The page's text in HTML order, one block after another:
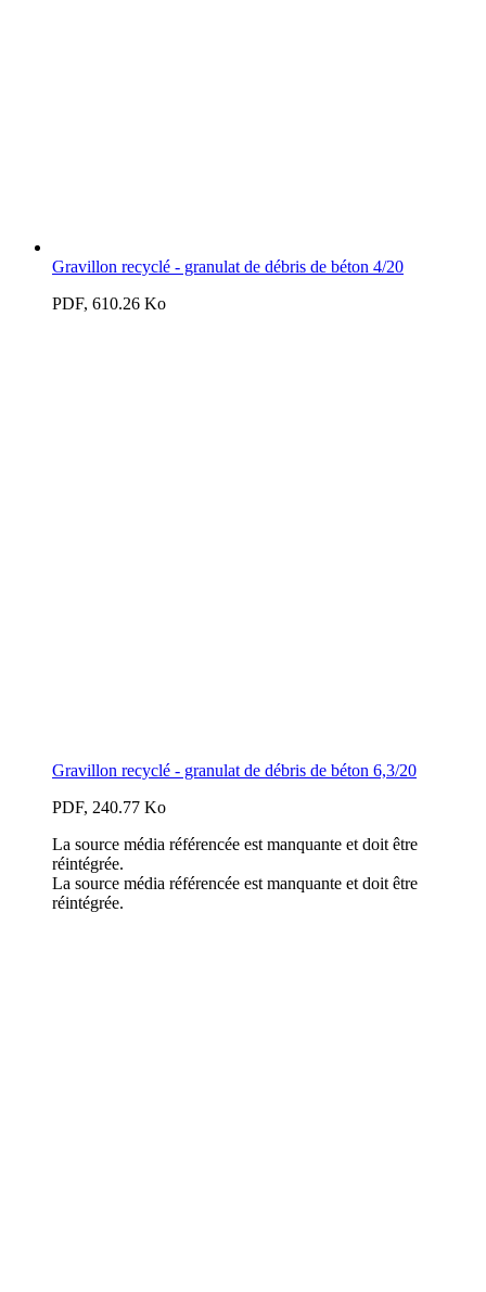
Gravillon recyclé - granulat de débris de béton 4/20
PDF, 610.26 Ko
Gravillon recyclé - granulat de débris de béton 6,3/20
PDF, 240.77 Ko
La source média référencée est manquante et doit être
réintégrée.
La source média référencée est manquante et doit être
réintégrée.